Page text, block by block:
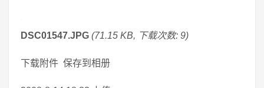
DSC01547.JPG (71.15 KB, 下载次数: 9)
下载附件 保存到相册